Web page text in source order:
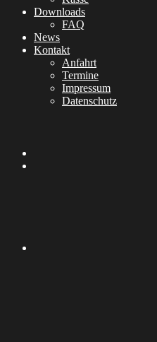
Downloads
FAQ
News
Kontakt
Anfahrt
Termine
Impressum
Datenschutz